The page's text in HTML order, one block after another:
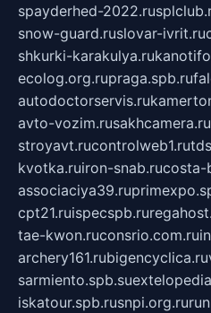
spayderhed-2022.ru
snow-guard.ruslovar-ivrit.ru
shkurki-karakulya.ru
ecolog.org.rupraga.spb.ru
autodoctorservis.ru
avto-vozim.rusakhcamera.ru
stroyavt.rucontrolweb1.ru
kvotka.ruiron-snab.rucosta-
associaciya39.ru
cpt21.ruispecspb.ru
tae-kwon.ruconsrio.com.ru
archery161.rubigencyclica.ru
sarmiento.spb.su
iskatour.spb.rusnpi.org.ru